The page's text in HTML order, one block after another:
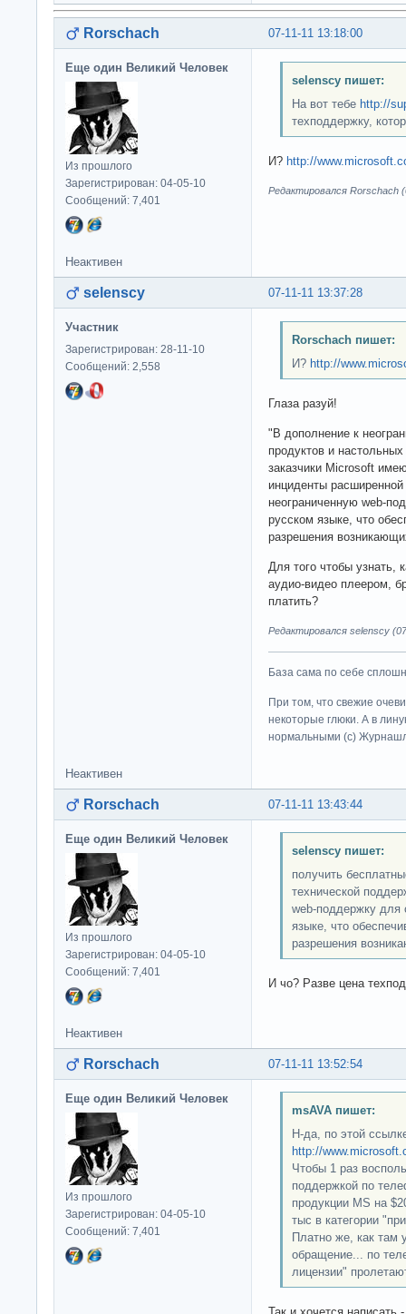
07-11-11 13:18:00
Rorschach
Еще один Великий Человек
Из прошлого
Зарегистрирован: 04-05-10
Сообщений: 7,401
selenscy пишет:
На вот тебе http://
техподдержку,
И? http://
Редактировался Rorschach
Неактивен
07-11-11 13:37:28
selenscy
Участник
Зарегистрирован: 28-11-10
Сообщений: 2,558
Rorschach пишет:
И? http://
Глаза разуй!
"В дополнение к
продуктов и
заказчики Microsoft
инциденты
неограниченную web-
русском языке, что
разрешения
Для того чтобы узнать,
аудио-видео плеером,
платить?
Редактировался selenscy
База сама по себе
При том, что свежие
некоторые глюки. А в
нормальными (c)
Неактивен
07-11-11 13:43:44
Rorschach
Еще один Великий Человек
Из прошлого
Зарегистрирован: 04-05-10
Сообщений: 7,401
selenscy пишет:
получить
технической
web-поддержку для
языке, что
разрешения
И чо? Разве цена
Неактивен
07-11-11 13:52:54
Rorschach
Еще один Великий Человек
Из прошлого
Зарегистрирован: 04-05-10
Сообщений: 7,401
msAVA пишет:
Н-да, по этой
http://
Чтобы 1 раз
поддержкой по
продукции MS на
тыс в категории
Платно же, как там
обращение... по
лицензии"